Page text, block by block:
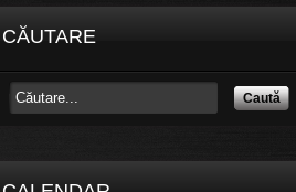
CĂUTARE
Caută